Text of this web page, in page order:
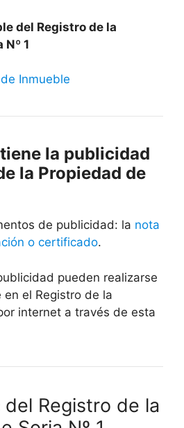
del Registro de la
1
Inmueble
la publicidad
la Propiedad de
de publicidad: la nota
o certificado.
pueden realizarse
el Registro de la
internet a través de esta
del Registro de la